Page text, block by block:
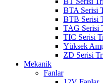
BTA Serisi
BTB Serisi
TAG Serisi
TIC Serisi
Yüksek
ZD Serisi
Mekanik
Fanlar